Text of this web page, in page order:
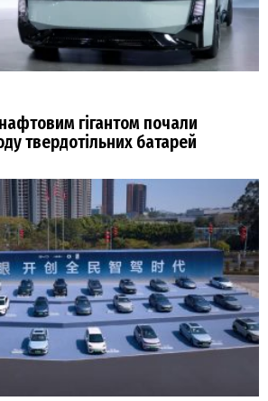
гігантом почали
твердотільних батарей